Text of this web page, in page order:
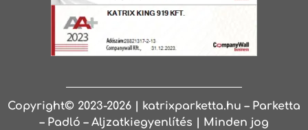
Copyright© 2023-2026 | katrixparketta.hu – Parketta
– Padló – Aljzatkiegyenlítés | Minden jog